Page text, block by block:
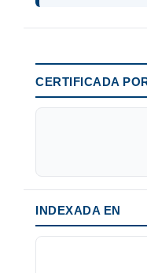
CERTIFICADA
INDEXADA EN